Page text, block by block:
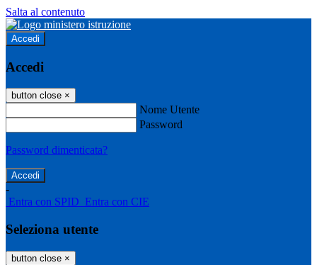
Salta al contenuto
Accedi
Accedi
button close ×
Nome Utente
Password
Password dimenticata?
-
Entra con SPID Entra con CIE
Seleziona utente
button close ×